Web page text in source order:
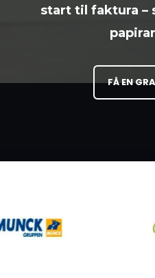
start til faktura –
FÅ EN